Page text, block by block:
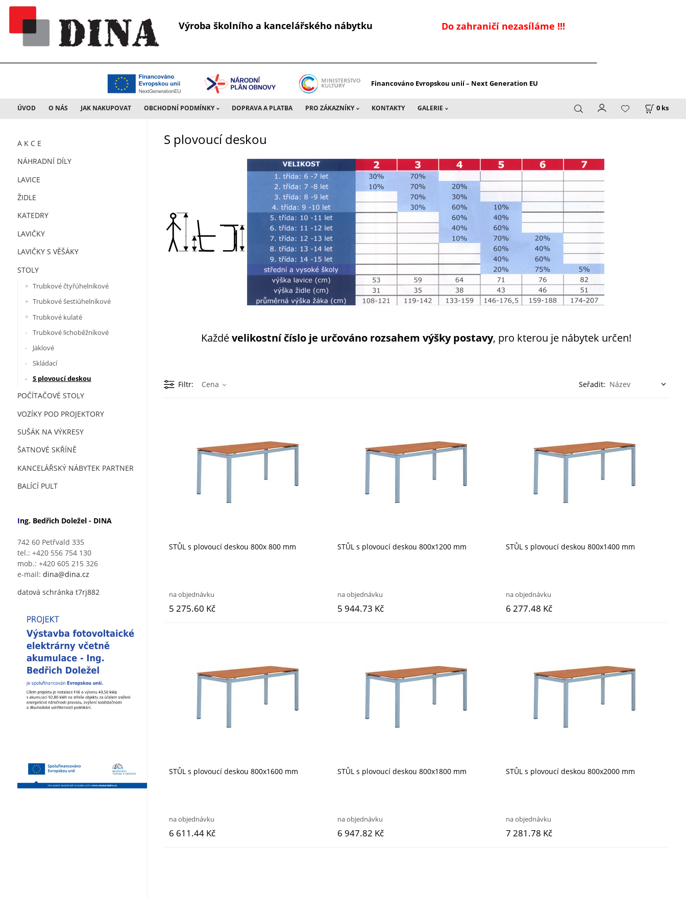
Výroba školního a kancelářského nábytku Do zahraničí nezasíláme !!!
Financováno Evropskou unií – Next Generation EU
ÚVOD O NÁS JAK NAKUPOVAT OBCHODNÍ PODMÍNKY DOPRAVA A PLATBA PRO ZÁKAZNÍKY KONTAKTY GALERIE 0 ks
A K C E
NÁHRADNÍ DÍLY
LAVICE
ŽIDLE
KATEDRY
LAVIČKY
LAVIČKY S VĚŠÁKY
STOLY
Trubkové čtyřúhelníkové
Trubkové šestiúhelníkové
Trubkové kulaté
Trubkové lichoběžníkové
Jäklové
Skládací
S plovoucí deskou
POČÍTAČOVÉ STOLY
VOZÍKY POD PROJEKTORY
SUŠÁK NA VÝKRESY
ŠATNOVÉ SKŘÍNĚ
KANCELÁŘSKÝ NÁBYTEK PARTNER
BALÍCÍ PULT
Ing. Bedřich Doležel - DINA
742 60 Petřvald 335
tel.: +420 556 754 130
mob.: +420 605 215 326
e-mail: dina@dina.cz
datová schránka t7rj882
S plovoucí deskou
Každévelikostní číslo je určováno rozsahem výšky postavy, pro kterou je nábytek určen!
Filtr Cena Seřadit:
STŮL s plovoucí deskou 800x 800 mm
na objednávku
5 275.60 Kč
STŮL s plovoucí deskou 800x1200 mm
na objednávku
5 944.73 Kč
STŮL s plovoucí deskou 800x1400 mm
na objednávku
6 277.48 Kč
STŮL s plovoucí deskou 800x1600 mm
na objednávku
6 611.44 Kč
STŮL s plovoucí deskou 800x1800 mm
na objednávku
6 947.82 Kč
STŮL s plovoucí deskou 800x2000 mm
na objednávku
7 281.78 Kč